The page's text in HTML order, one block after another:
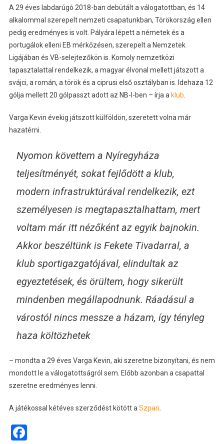
A 29 éves labdarúgó 2018-ban debütált a válogatottban, és 14
alkalommal szerepelt nemzeti csapatunkban, Törökország ellen
pedig eredményes is volt. Pályára lépett a németek és a
portugálok elleni EB mérkőzésen, szerepelt a Nemzetek
Ligájában és VB-selejtezőkön is. Komoly nemzetközi
tapasztalattal rendelkezik, a magyar élvonal mellett játszott a
svájci, a román, a török és a ciprusi első osztályban is. Idehaza 12
gólja mellett 20 gólpasszt adott az NB-I-ben – írja a klub
Varga Kevin évekig játszott külföldön, szeretett volna már
hazatérni.
Nyomon követtem a Nyíregyháza
teljesítményét, sokat fejlődött a klub,
modern infrastruktúrával rendelkezik, ezt
személyesen is megtapasztalhattam, mert
voltam már itt nézőként az egyik bajnokin.
Akkor beszéltünk is Fekete Tivadarral, a
klub sportigazgatójával, elindultak az
egyeztetések, és örültem, hogy sikerült
mindenben megállapodnunk. Ráadásul a
várostól nincs messze a házam, így tényleg
haza költözhetek
– mondta a 29 éves Varga Kevin, aki szeretne bizonyítani, és nem
mondott le a válogatottságról sem. Előbb azonban a csapattal
szeretne eredményes lenni.
A játékossal kétéves szerződést kötött a Szpari
Facebook